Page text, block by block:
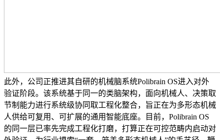
此外，公司正推进其自研的机械脑系统Polibrain OS进入对外
验证阶段。该系统基于同一的类脑架构，面向机械人、决策取
节制能力进行系统级协同取工程化整合，旨正在为多形态机械
人供给可复用、可扩展的通用智能底座。目前，Polibrain OS
的同一层已率先完成工程化打磨，打算正在可控范畴内启动对